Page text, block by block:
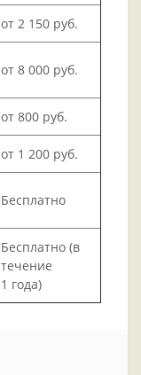
от 2 150 руб.
от 8 000 руб.
от 800 руб.
от 1 200 руб.
Бесплатно
Бесплатно (в
течение
1 года)